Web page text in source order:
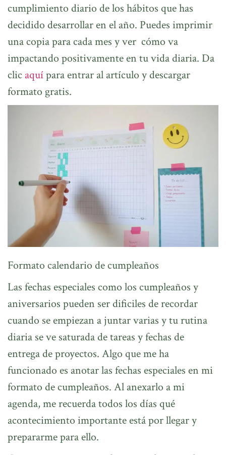
cumplimiento diario de los hábitos que has
decidido desarrollar en el año. Puedes imprimir
una copia para cada mes y ver cómo va
impactando positivamente en tu vida diaria. Da
clic aquípara entrar al artículo y descargar
formato gratis.
Formato calendario de cumpleaños
Las fechas especiales como los cumpleaños y
aniversarios pueden ser dificiles de recordar
cuando se empiezan a juntar varias y tu rutina
diaria se ve saturada de tareas y fechas de
entrega de proyectos. Algo que me ha
funcionado es anotar las fechas especiales en mi
formato de cumpleaños. Al anexarlo a mi
agenda, me recuerda todos los días qué
acontecimiento importante está por llegar y
prepararme para ello.